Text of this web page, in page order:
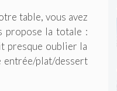
table, vous avez
propose la totale :
presque oublier la
entrée/plat/dessert